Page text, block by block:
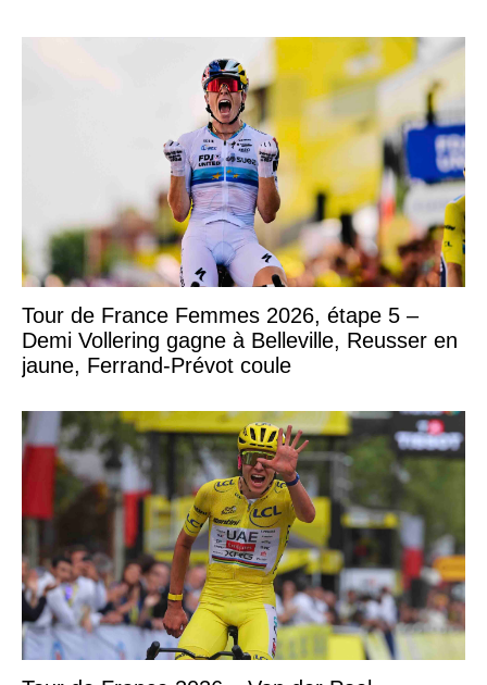
Tour de France Femmes 2026, étape 5 –
Demi Vollering gagne à Belleville, Reusser en
jaune, Ferrand-Prévot coule